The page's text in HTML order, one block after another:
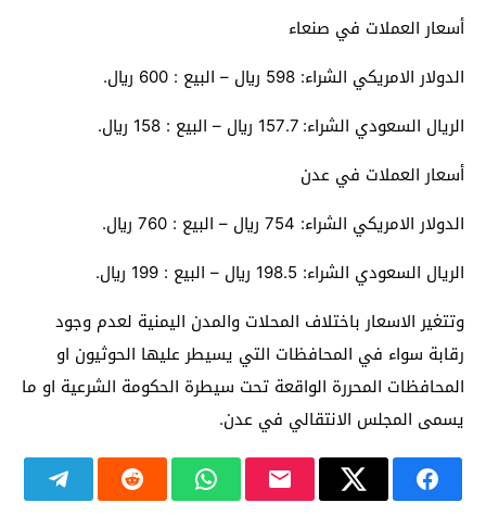
أسعار العملات في صنعاء
الدولار الامريكي الشراء: 598 ريال – البيع : 600 ريال.
الريال السعودي الشراء: 157.7 ريال – البيع : 158 ريال.
أسعار العملات في عدن
الدولار الامريكي الشراء: 754 ريال – البيع : 760 ريال.
الريال السعودي الشراء: 198.5 ريال – البيع : 199 ريال.
وتتغير الاسعار باختلاف المحلات والمدن اليمنية لعدم وجود
رقابة سواء في المحافظات التي يسيطر عليها الحوثيون او
المحافظات المحررة الواقعة تحت سيطرة الحكومة الشرعية او ما
يسمى المجلس الانتقالي في عدن.